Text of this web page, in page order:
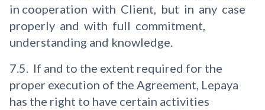
in cooperation with Client, but in any case
properly and with full commitment,
understanding and knowledge.
7.5. If and to the extent required for the
proper execution of the Agreement, Lepaya
has the right to have certain activities